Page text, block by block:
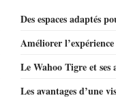
Des espaces adaptés
Améliorer
Le Wahoo Tigre et ses
Les avantages d’une